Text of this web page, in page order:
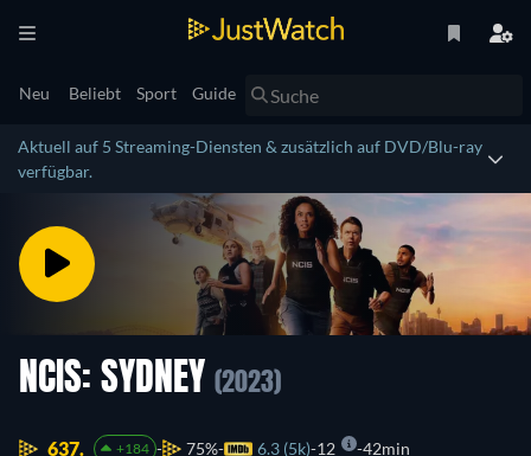
Neu Beliebt Sport Guide
Aktuell auf 5 Streaming-Diensten & zusätzlich auf DVD/Blu-ray
verfügbar.
NCIS: SYDNEY (2023)
637. +184 75% 6.3 (5k) 12 42min